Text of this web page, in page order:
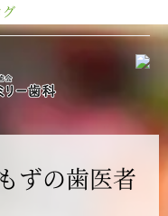
月
月
ずの歯医者